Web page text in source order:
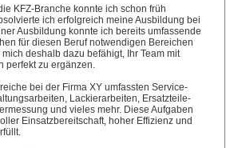
KFZ-Branche konnte ich schon früh
ich erfolgreich meine Ausbildung bei
Ausbildung konnte ich bereits umfassende
für diesen Beruf notwendigen Bereichen
deshalb dazu befähigt, Ihr Team mit
perfekt zu ergänzen.
bei der Firma XY umfassten Service-
Lackierarbeiten, Ersatzteile-
und vieles mehr. Diese Aufgaben
Einsatzbereitschaft, hoher Effizienz und